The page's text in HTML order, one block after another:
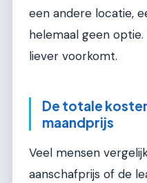
een andere locatie,
helemaal geen
liever voorkomt.
De totale
maandprijs
Veel mensen
aanschafprijs of de